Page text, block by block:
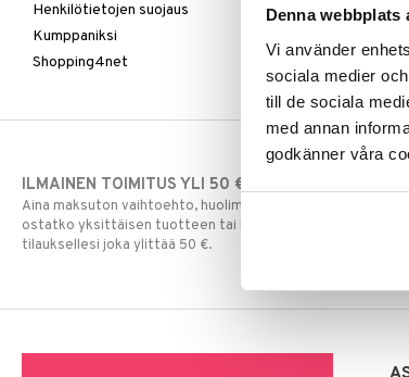
Denna webbplats
Vi använder
sociala medier
till de sociala
med annan
godkänner våra
Henkilötietojen suojaus
Kumppaniksi
Shopping4net
ILMAINEN TOIMITUS YLI 50 €
Aina maksuton vaihtoehto, huolimatta siitä
ostatko yksittäisen tuotteen tai koko
tilauksellesi joka ylittää 50 €.